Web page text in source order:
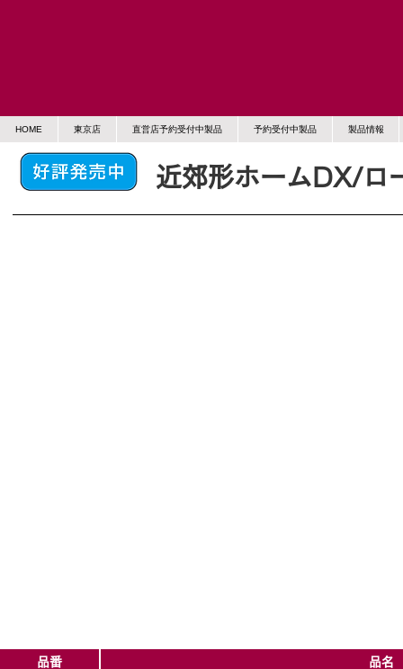
HOME 東京店 直営店予約受付中製品 予約受付中製品 製品情報
近郊形ホームDX/ロ
品番 品名